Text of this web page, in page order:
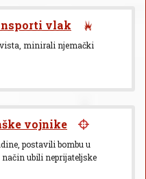
vlak
minirali njemački
vojnike
postavili bombu u
ubili neprijateljske